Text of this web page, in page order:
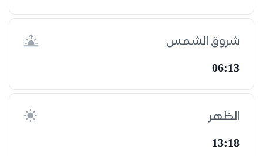
شروق الشمس
06:13
الظهر
13:18